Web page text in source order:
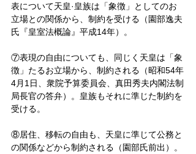
表について天皇·皇族は「象徴」としてのお
立場との関係から、制約を受ける（園部逸夫
氏『皇室法概論』平成14年）。
⑦表現の自由についても、同じく天皇は「象
徴」たるお立場から、制約される（昭和54年
4月1日、衆院予算委員会、真田秀夫内閣法制
局長官の答弁）。皇族もそれに準じた制約を
受ける。
⑧居住、移転の自由も、天皇に準じて公務と
の関係などから制約される（園部氏前出）。